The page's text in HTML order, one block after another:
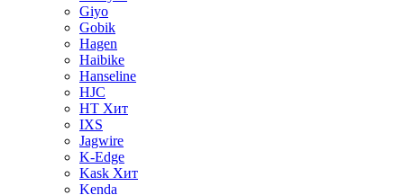
Giyo
Gobik
Hagen
Haibike
Hanseline
HJC
HT Хит
IXS
Jagwire
K-Edge
Kask Хит
Kenda